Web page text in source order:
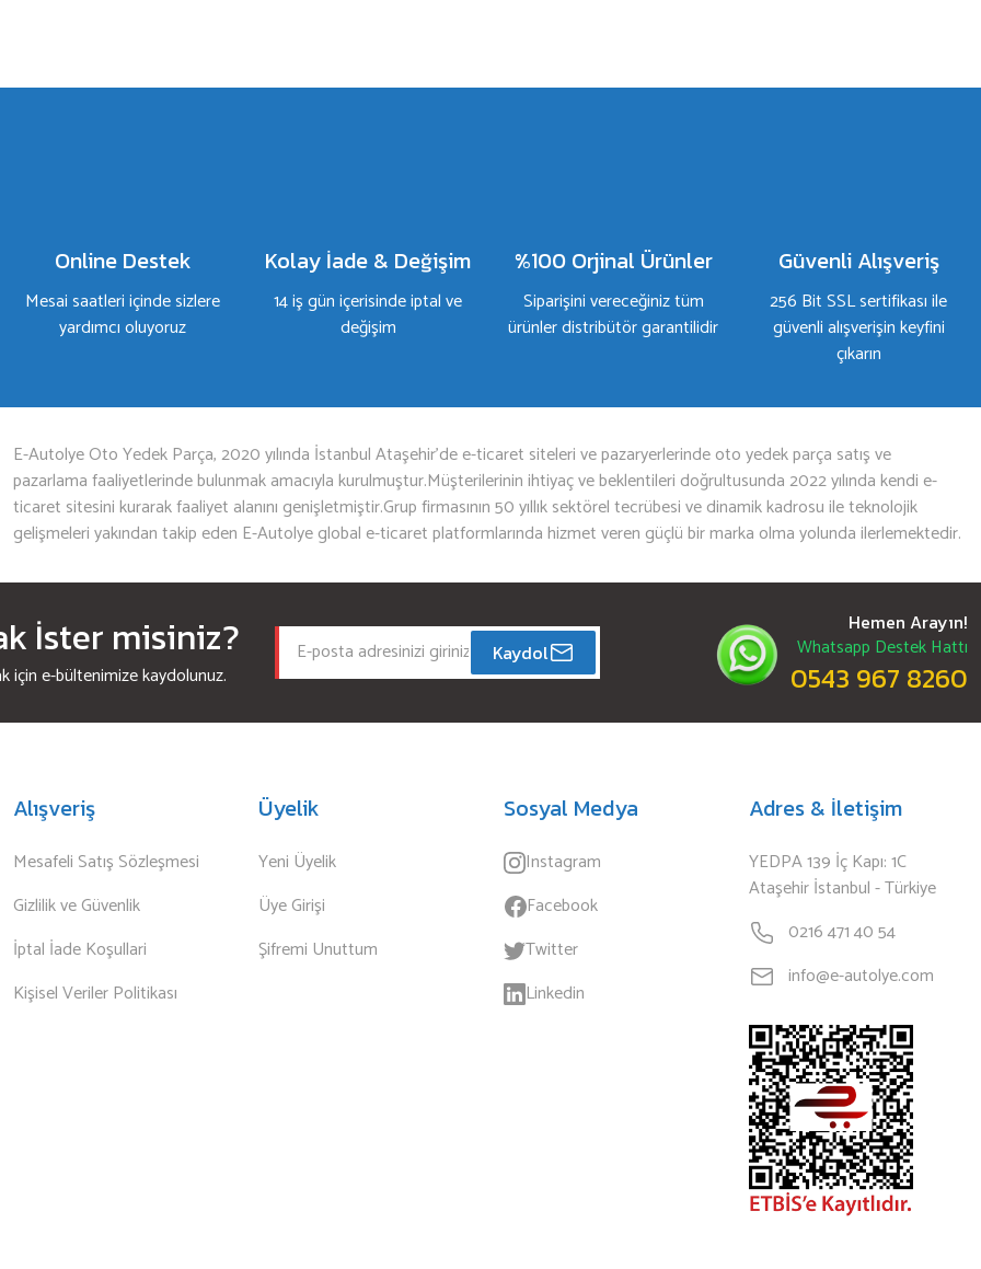
Bu ürüne ilk yorumu siz yapın!
Online Destek
Mesai saatleri içinde sizlere
yardımcı oluyoruz
Kolay İade & Değişim
14 iş gün içerisinde iptal ve
değişim
%100 Orjinal Ürünler
Siparişini vereceğiniz tüm
ürünler distribütör garantilidir
Güvenli Alışveriş
256 Bit SSL sertifikası ile
güvenli alışverişin keyfini
çıkarın
E-Autolye Oto Yedek Parça, 2020 yılında İstanbul Ataşehir’de e-ticaret siteleri ve pazaryerlerinde oto yedek parça satış ve
pazarlama faaliyetlerinde bulunmak amacıyla kurulmuştur.Müşterilerinin ihtiyaç ve beklentileri doğrultusunda 2022 yılında kendi e-
ticaret sitesini kurarak faaliyet alanını genişletmiştir.Grup firmasının 50 yıllık sektörel tecrübesi ve dinamik kadrosu ile teknolojik
gelişmeleri yakından takip eden E-Autolye global e-ticaret platformlarında hizmet veren güçlü bir marka olma yolunda ilerlemektedir.
İster misiniz?
için e-bültenimize kaydolunuz.
Kaydol
Hemen Arayın!
Whatsapp Destek Hattı
0543 967 8260
Alışveriş
Mesafeli Satış Sözleşmesi
Gizlilik ve Güvenlik
İptal İade Koşullari
Kişisel Veriler Politikası
Üyelik
Yeni Üyelik
Üye Girişi
Şifremi Unuttum
Sosyal Medya
Instagram
Facebook
Twitter
Linkedin
Adres & İletişim
YEDPA 139 İç Kapı: 1C
Ataşehir İstanbul - Türkiye
0216 471 40 54
info@e-autolye.com